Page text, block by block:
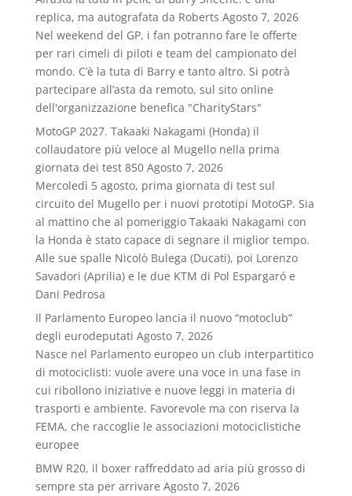
replica, ma autografata da Roberts Agosto 7, 2026
Nel weekend del GP, i fan potranno fare le offerte
per rari cimeli di piloti e team del campionato del
mondo. C’è la tuta di Barry e tanto altro. Si potrà
partecipare all’asta da remoto, sul sito online
dell'organizzazione benefica "CharityStars"
MotoGP 2027. Takaaki Nakagami (Honda) il
collaudatore più veloce al Mugello nella prima
giornata dei test 850 Agosto 7, 2026
Mercoledì 5 agosto, prima giornata di test sul
circuito del Mugello per i nuovi prototipi MotoGP. Sia
al mattino che al pomeriggio Takaaki Nakagami con
la Honda è stato capace di segnare il miglior tempo.
Alle sue spalle Nicolò Bulega (Ducati), poi Lorenzo
Savadori (Aprilia) e le due KTM di Pol Espargaró e
Dani Pedrosa
Il Parlamento Europeo lancia il nuovo “motoclub”
degli eurodeputati Agosto 7, 2026
Nasce nel Parlamento europeo un club interpartitico
di motociclisti: vuole avere una voce in una fase in
cui ribollono iniziative e nuove leggi in materia di
trasporti e ambiente. Favorevole ma con riserva la
FEMA, che raccoglie le associazioni motociclistiche
europee
BMW R20, il boxer raffreddato ad aria più grosso di
sempre sta per arrivare Agosto 7, 2026